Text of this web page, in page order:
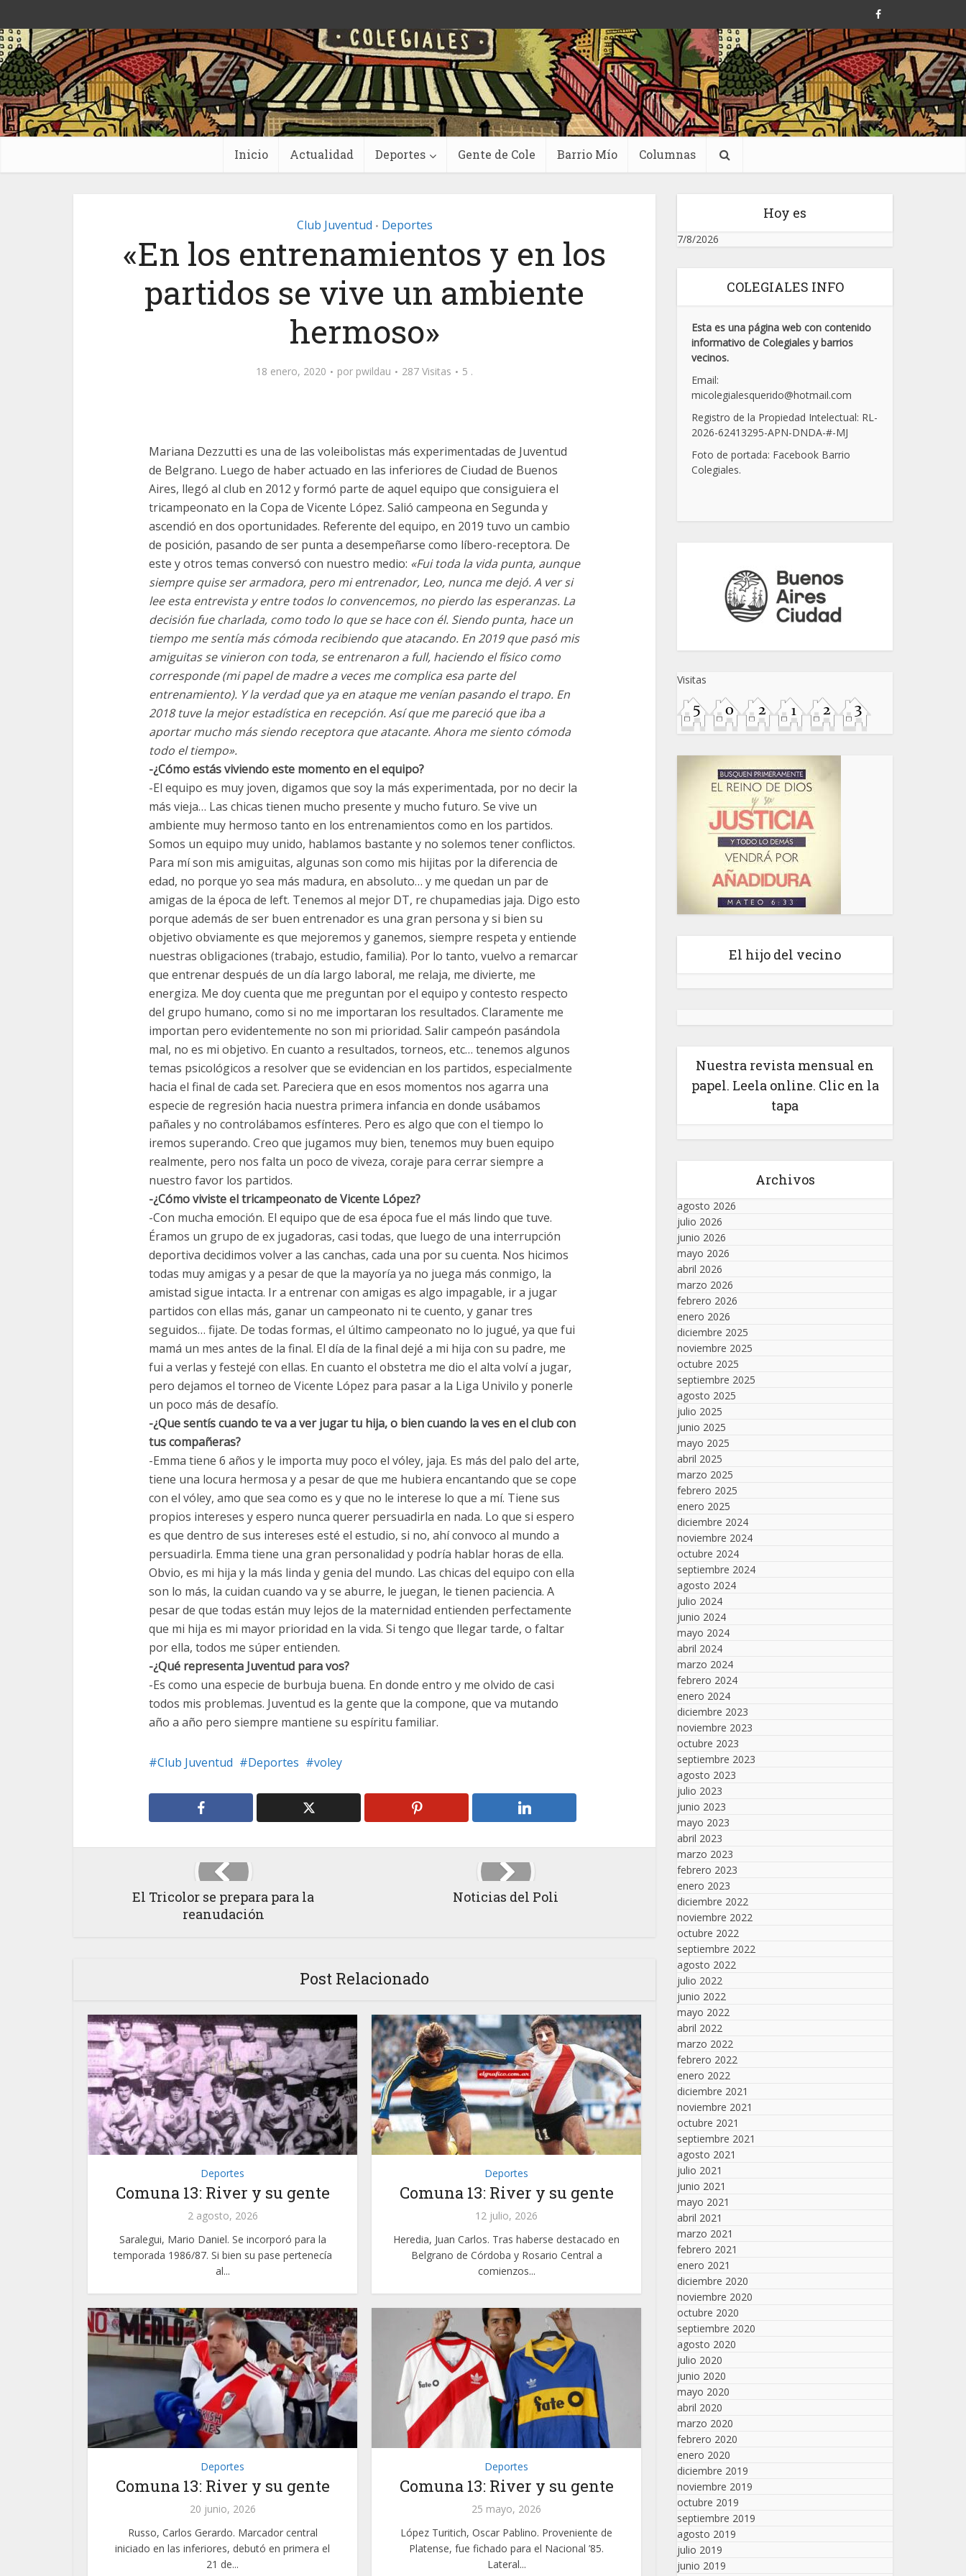
Inicio Actualidad Deportes Gente de Cole Barrio Mío Columnas
Club Juventud • Deportes
«En los entrenamientos y en los
partidos se vive un ambiente
hermoso»
18 enero, 2020 por pwildau 287 Visitas 5 .
Mariana Dezzutti es una de las voleibolistas más experimentadas de Juventud
de Belgrano. Luego de haber actuado en las inferiores de Ciudad de Buenos
Aires, llegó al club en 2012 y formó parte de aquel equipo que consiguiera el
tricampeonato en la Copa de Vicente López. Salió campeona en Segunda y
ascendió en dos oportunidades. Referente del equipo, en 2019 tuvo un cambio
de posición, pasando de ser punta a desempeñarse como líbero-receptora. De
este y otros temas conversó con nuestro medio: «Fui toda la vida punta, aunque
siempre quise ser armadora, pero mi entrenador, Leo, nunca me dejó. A ver si
lee esta entrevista y entre todos lo convencemos, no pierdo las esperanzas. La
decisión fue charlada, como todo lo que se hace con él. Siendo punta, hace un
tiempo me sentía más cómoda recibiendo que atacando. En 2019 que pasó mis
amiguitas se vinieron con toda, se entrenaron a full, haciendo el físico como
corresponde (mi papel de madre a veces me complica esa parte del
entrenamiento). Y la verdad que ya en ataque me venían pasando el trapo. En
2018 tuve la mejor estadística en recepción. Así que me pareció que iba a
aportar mucho más siendo receptora que atacante. Ahora me siento cómoda
todo el tiempo».
-¿Cómo estás viviendo este momento en el equipo?
-El equipo es muy joven, digamos que soy la más experimentada, por no decir la
más vieja… Las chicas tienen mucho presente y mucho futuro. Se vive un
ambiente muy hermoso tanto en los entrenamientos como en los partidos.
Somos un equipo muy unido, hablamos bastante y no solemos tener conflictos.
Para mí son mis amiguitas, algunas son como mis hijitas por la diferencia de
edad, no porque yo sea más madura, en absoluto… y me quedan un par de
amigas de la época de left. Tenemos al mejor DT, re chupamedias jaja. Digo esto
porque además de ser buen entrenador es una gran persona y si bien su
objetivo obviamente es que mejoremos y ganemos, siempre respeta y entiende
nuestras obligaciones (trabajo, estudio, familia). Por lo tanto, vuelvo a remarcar
que entrenar después de un día largo laboral, me relaja, me divierte, me
energiza. Me doy cuenta que me preguntan por el equipo y contesto respecto
del grupo humano, como si no me importaran los resultados. Claramente me
importan pero evidentemente no son mi prioridad. Salir campeón pasándola
mal, no es mi objetivo. En cuanto a resultados, torneos, etc… tenemos algunos
temas psicológicos a resolver que se evidencian en los partidos, especialmente
hacia el final de cada set. Pareciera que en esos momentos nos agarra una
especie de regresión hacia nuestra primera infancia en donde usábamos
pañales y no controlábamos esfínteres. Pero es algo que con el tiempo lo
iremos superando. Creo que jugamos muy bien, tenemos muy buen equipo
realmente, pero nos falta un poco de viveza, coraje para cerrar siempre a
nuestro favor los partidos.
-¿Cómo viviste el tricampeonato de Vicente López?
-Con mucha emoción. El equipo que de esa época fue el más lindo que tuve.
Éramos un grupo de ex jugadoras, casi todas, que luego de una interrupción
deportiva decidimos volver a las canchas, cada una por su cuenta. Nos hicimos
todas muy amigas y a pesar de que la mayoría ya no juega más conmigo, la
amistad sigue intacta. Ir a entrenar con amigas es algo impagable, ir a jugar
partidos con ellas más, ganar un campeonato ni te cuento, y ganar tres
seguidos… fijate. De todas formas, el último campeonato no lo jugué, ya que fui
mamá un mes antes de la final. El día de la final dejé a mi hija con su padre, me
fui a verlas y festejé con ellas. En cuanto el obstetra me dio el alta volví a jugar,
pero dejamos el torneo de Vicente López para pasar a la Liga Univilo y ponerle
un poco más de desafío.
-¿Que sentís cuando te va a ver jugar tu hija, o bien cuando la ves en el club con
tus compañeras?
-Emma tiene 6 años y le importa muy poco el vóley, jaja. Es más del palo del arte,
tiene una locura hermosa y a pesar de que me hubiera encantando que se cope
con el vóley, amo que sea como es y que no le interese lo que a mí. Tiene sus
propios intereses y espero nunca querer persuadirla en nada. Lo que si espero
es que dentro de sus intereses esté el estudio, si no, ahí convoco al mundo a
persuadirla. Emma tiene una gran personalidad y podría hablar horas de ella.
Obvio, es mi hija y la más linda y genia del mundo. Las chicas del equipo con ella
son lo más, la cuidan cuando va y se aburre, le juegan, le tienen paciencia. A
pesar de que todas están muy lejos de la maternidad entienden perfectamente
que mi hija es mi mayor prioridad en la vida. Si tengo que llegar tarde, o faltar
por ella, todos me súper entienden.
-¿Qué representa Juventud para vos?
-Es como una especie de burbuja buena. En donde entro y me olvido de casi
todos mis problemas. Juventud es la gente que la compone, que va mutando
año a año pero siempre mantiene su espíritu familiar.
Club Juventud Deportes voley
El Tricolor se prepara para la
reanudación
Noticias del Poli
Post Relacionado
Deportes
Comuna 13: River y su gente
2 agosto, 2026
Saralegui, Mario Daniel. Se incorporó para la
temporada 1986/87. Si bien su pase pertenecía
al...
Deportes
Comuna 13: River y su gente
12 julio, 2026
Heredia, Juan Carlos. Tras haberse destacado en
Belgrano de Córdoba y Rosario Central a
comienzos...
Deportes
Comuna 13: River y su gente
20 junio, 2026
Russo, Carlos Gerardo. Marcador central
iniciado en las inferiores, debutó en primera el
21 de...
Deportes
Comuna 13: River y su gente
25 mayo, 2026
López Turitich, Oscar Pablino. Proveniente de
Platense, fue fichado para el Nacional ’85.
Lateral...
Hoy es
7/8/2026
COLEGIALES INFO
Esta es una página web con contenido
informativo de Colegiales y barrios
vecinos.
Email:
micolegialesquerido@hotmail.com
Registro de la Propiedad Intelectual: RL-
2026-62413295-APN-DNDA-#-MJ
Foto de portada: Facebook Barrio
Colegiales.
Visitas
El hijo del vecino
Nuestra revista mensual en
papel. Leela online. Clic en la
tapa
Archivos
agosto 2026
julio 2026
junio 2026
mayo 2026
abril 2026
marzo 2026
febrero 2026
enero 2026
diciembre 2025
noviembre 2025
octubre 2025
septiembre 2025
agosto 2025
julio 2025
junio 2025
mayo 2025
abril 2025
marzo 2025
febrero 2025
enero 2025
diciembre 2024
noviembre 2024
octubre 2024
septiembre 2024
agosto 2024
julio 2024
junio 2024
mayo 2024
abril 2024
marzo 2024
febrero 2024
enero 2024
diciembre 2023
noviembre 2023
octubre 2023
septiembre 2023
agosto 2023
julio 2023
junio 2023
mayo 2023
abril 2023
marzo 2023
febrero 2023
enero 2023
diciembre 2022
noviembre 2022
octubre 2022
septiembre 2022
agosto 2022
julio 2022
junio 2022
mayo 2022
abril 2022
marzo 2022
febrero 2022
enero 2022
diciembre 2021
noviembre 2021
octubre 2021
septiembre 2021
agosto 2021
julio 2021
junio 2021
mayo 2021
abril 2021
marzo 2021
febrero 2021
enero 2021
diciembre 2020
noviembre 2020
octubre 2020
septiembre 2020
agosto 2020
julio 2020
junio 2020
mayo 2020
abril 2020
marzo 2020
febrero 2020
enero 2020
diciembre 2019
noviembre 2019
octubre 2019
septiembre 2019
agosto 2019
julio 2019
junio 2019